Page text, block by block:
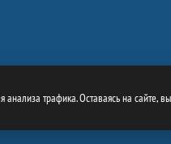
анализа трафика. Оставаясь на сайте,